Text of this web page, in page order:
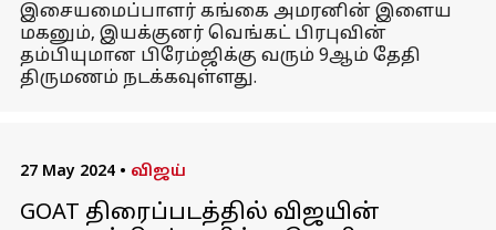
இசையமைப்பாளர் கங்கை அமரனின் இளைய
மகனும், இயக்குனர் வெங்கட் பிரபுவின்
தம்பியுமான பிரேம்ஜிக்கு வரும் 9ஆம் தேதி
திருமணம் நடக்கவுள்ளது.
27 May 2024 • விஜய்
GOAT திரைப்படத்தில் விஜயின்